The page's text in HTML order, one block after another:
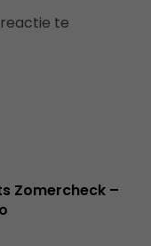
te
Zomercheck –